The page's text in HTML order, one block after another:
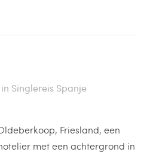
Singlereis Spanje
Friesland, een
met een achtergrond in